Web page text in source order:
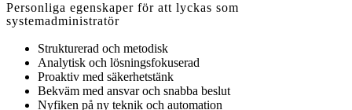
Personliga egenskaper för att lyckas som
systemadministratör
Strukturerad och metodisk
Analytisk och lösningsfokuserad
Proaktiv med säkerhetstänk
Bekväm med ansvar och snabba beslut
Nyfiken på ny teknik och automation